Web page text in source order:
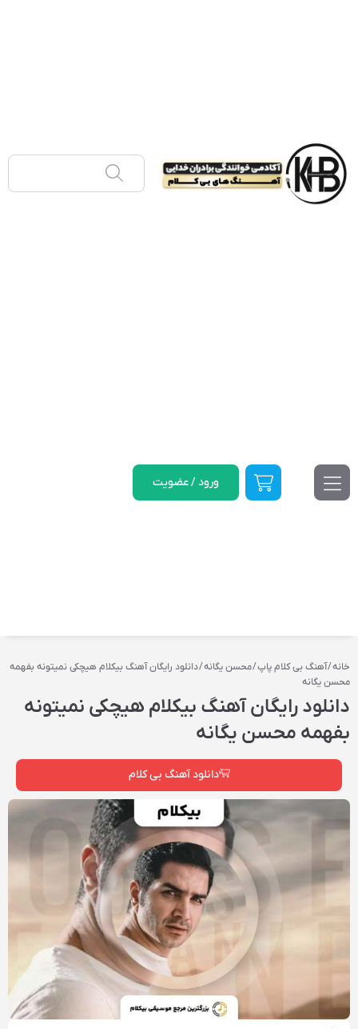
ورود / عضویت
خانه/آهنگ بی کلام پاپ/محسن یگانه/ دانلود رایگان آهنگ‌ بیکلام هیچکی نمیتونه بفهمه
محسن یگانه
دانلود رایگان آهنگ‌ بیکلام هیچکی نمیتونه
بفهمه محسن یگانه
دانلود آهنگ بی کلام